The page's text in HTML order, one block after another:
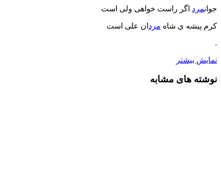
جوانمرد اگر راست خواهی ولی است
کرم پیشه ی شاه مرد ان علی است
.
نمایش بیشتر
نوشته های مشابه